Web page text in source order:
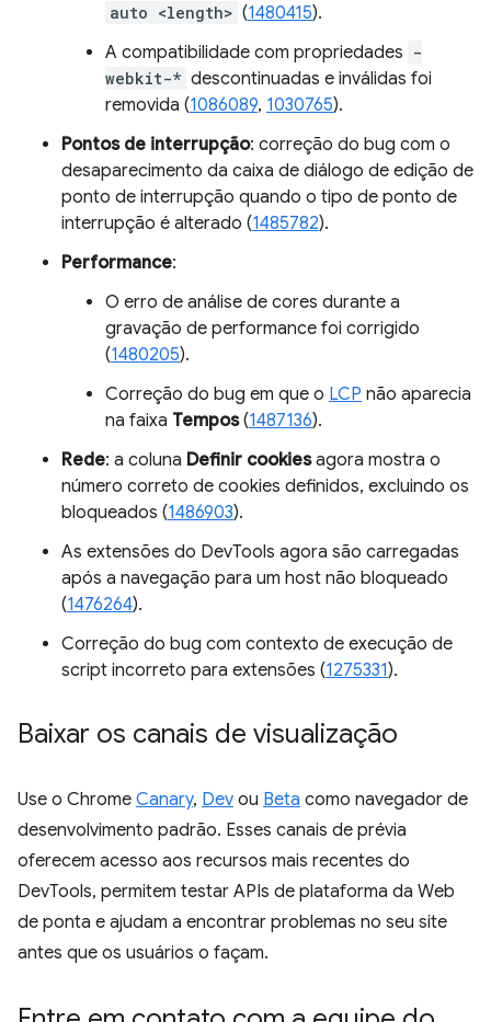
auto <length> (1480415).
A compatibilidade com propriedades -
webkit-* descontinuadas e inválidas foi
removida (1086089, 1030765).
Pontos de interrupção: correção do bug com o
desaparecimento da caixa de diálogo de edição de
ponto de interrupção quando o tipo de ponto de
interrupção é alterado (1485782).
Performance:
O erro de análise de cores durante a
gravação de performance foi corrigido
(1480205).
Correção do bug em que o LCP não aparecia
na faixa Tempos(1487136).
Rede: a coluna Definir cookiesagora mostra o
número correto de cookies definidos, excluindo os
bloqueados (1486903).
As extensões do DevTools agora são carregadas
após a navegação para um host não bloqueado
(1476264).
Correção do bug com contexto de execução de
script incorreto para extensões (1275331).
Baixar os canais de visualização
Use o Chrome Canary, Dev ou Beta como navegador de
desenvolvimento padrão. Esses canais de prévia
oferecem acesso aos recursos mais recentes do
DevTools, permitem testar APIs de plataforma da Web
de ponta e ajudam a encontrar problemas no seu site
antes que os usuários o façam.